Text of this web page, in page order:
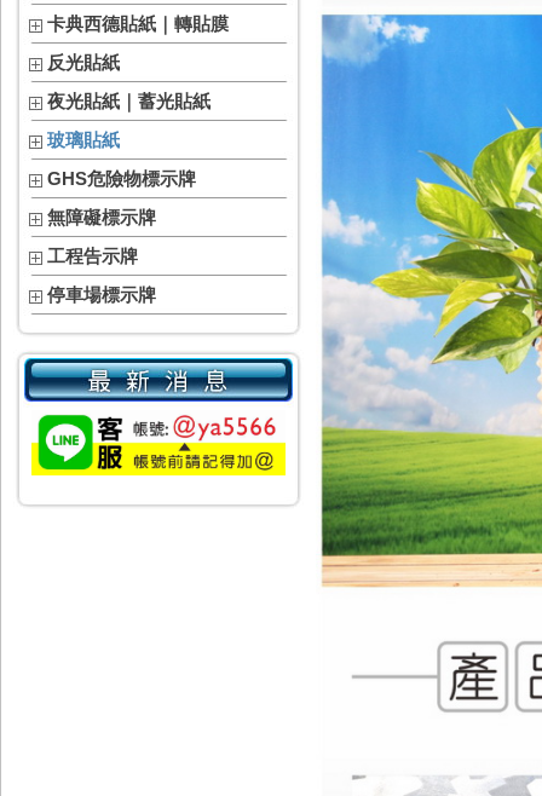
卡典西德貼紙｜轉貼膜
反光貼紙
夜光貼紙｜蓄光貼紙
玻璃貼紙
GHS危險物標示牌
無障礙標示牌
工程告示牌
停車場標示牌